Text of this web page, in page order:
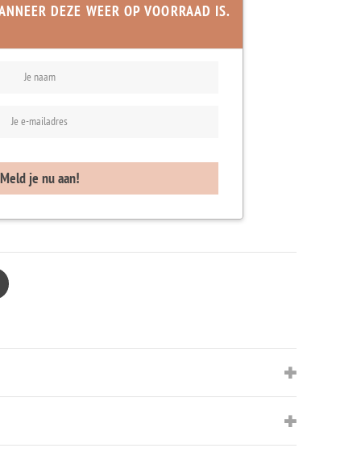
DEZE WEER OP VOORRAAD IS.
Pinterest